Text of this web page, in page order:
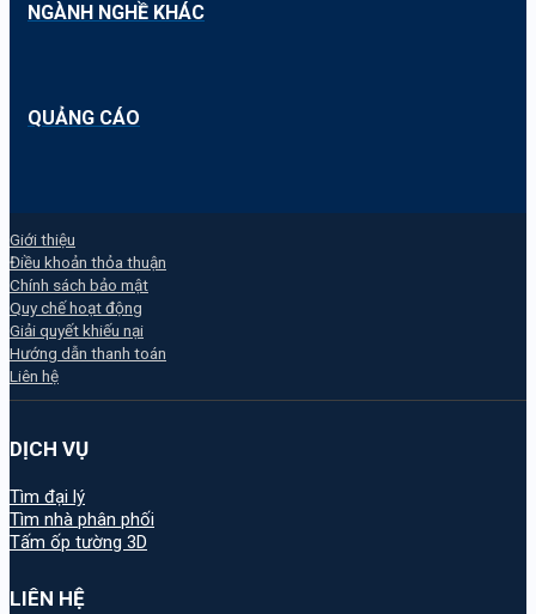
NGÀNH NGHỀ KHÁC
QUẢNG CÁO
Giới thiệu
Điều khoản thỏa thuận
Chính sách bảo mật
Quy chế hoạt động
Giải quyết khiếu nại
Hướng dẫn thanh toán
Liên hệ
DỊCH VỤ
Tìm đại lý
Tìm nhà phân phối
Tấm ốp tường 3D
LIÊN HỆ